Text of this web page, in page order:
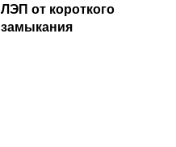
ЛЭП от короткого
замыкания